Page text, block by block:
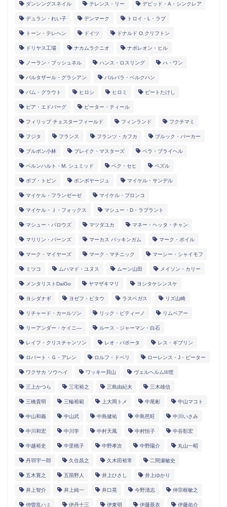
ダンシングスネイル テレンス・リー デビッド・A・シンクレア
デュラン・れい子 デンマーク トロイ・L・ラブ
トーン・テレヘン ドイツ ドナルド O.クリフトン
ドリヤス工場 ナカムラクニオ ナポレオン・ヒル
ノーラン・ブッシュネル ハンス・ロスリング ハ・ワン
バルタザール・グラシアン バルバラ・ベルクハン
パム・グラウト ヒロシ ヒロミ ビートたけし
ピア・エドバーグ ピーター・ティール
フィリップ チェスターフィールド フィンランド フクチマミ
フジタ フランス フランツ・カフカ ブルック・バーカー
ブルボン小林 ブレイク・マスターズ ベラ・ブライヘル
ベルンハルト・M. シュミッド ペク・セヒ ペズル
ボブ・トビン ボンボヤージュ マイケル・サンデル
マイケル・フランゼーゼ マイケル・プロンコ
マイケル・Ｊ・フォックス マシュー・D・ラプラント
マシュー・バロウズ マツダユカ マネー・ヘッタ・チャン
マリリン・バーンズ マーカス バッキンガム マーク・ボイル
マーク・マイヤーズ マーク・マチニック マーシー・シャイモフ
ミツコ ムハマド・ユヌス ムーン山田 メイソン・カリー
メンタリストDaiGo ヤマザキマリ ヨシタケシンスケ
ヨシダナギ ヨゼフ・ピタウ ラスベガス リズ山崎
リチャード・カールソン リック・ピティーノ リムベアー
リーアンダー・ケイニ― ルース・ジャーマン・白石
レイフ・クリスチャンソン レオ・バボータ レス・ギブリン
ロバート・Ｇ・アレン ロルフ・ドベリ ローレンス・J・ピーター
ワクサカ ソウヘイ ワッキー貝山 ヴェルヘルムIII世
三上かつら 三宅裕之 三島由紀夫 三木雄信
三橋貴明 三輪裕範 上大岡トメ 中尾彬 中山マコト
中山和義 中山武 中島健祐 中島芭旺 中川いさみ
中川和宏 中川学 中村天風 中村恒子 中谷彰宏
中越裕史 中里桃子 中野孝次 中野陽介 丸山一昭
丹羽宇一郎 久住昌之 久木田裕常 二間瀬敏史
五木寛之 五箇野人 井上ひさし 井上ゆかり
井上智介 井上純一 井口晃 今野清志 仲宗根敏之
仲曽良ハミ 伊丹十三 伊東明 伊藤亜衣 伊藤佑介